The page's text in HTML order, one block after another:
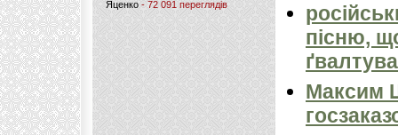
Яценко - 72 091 переглядів
пісню,
Максим